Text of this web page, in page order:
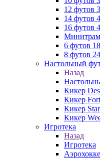
12 футов
14 футов
16 футов
6 футов
8 футов
Настольный
Назад
Кикер
Кикер
Кикер
Кикер
Игротека
Назад
Игротека